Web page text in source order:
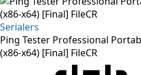
Serialers
Ping Tester Professional
(x86-x64) [Final] FileCR